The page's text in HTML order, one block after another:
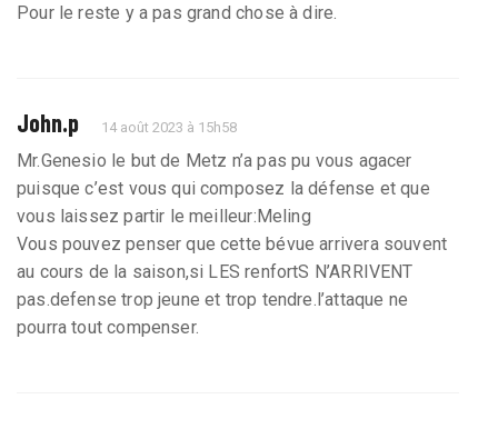
Pour le reste y a pas grand chose à dire.
John.p 14 août 2023 à 15h58
Mr.Genesio le but de Metz n’a pas pu vous agacer
puisque c’est vous qui composez la défense et que
vous laissez partir le meilleur:Meling
Vous pouvez penser que cette bévue arrivera souvent
au cours de la saison,si LES renfortS N’ARRIVENT
pas.defense trop jeune et trop tendre.l’attaque ne
pourra tout compenser.